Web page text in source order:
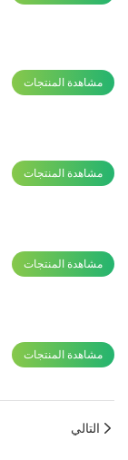
مشاهدة المنتجات
مشاهدة المنتجات
مشاهدة المنتجات
مشاهدة المنتجات
التالي